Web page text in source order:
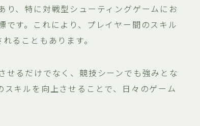
り、特に対戦型シューティングゲームにお
す。これにより、プレイヤー間のスキル
ることもあります。
るだけでなく、競技シーンでも強みとな
キルを向上させることで、日々のゲーム